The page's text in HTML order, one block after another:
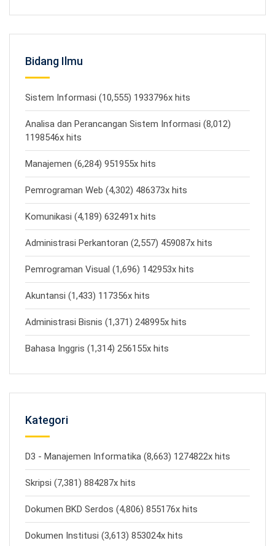
Bidang Ilmu
Sistem Informasi (10,555) 1933796x hits
Analisa dan Perancangan Sistem Informasi (8,012)
1198546x hits
Manajemen (6,284) 951955x hits
Pemrograman Web (4,302) 486373x hits
Komunikasi (4,189) 632491x hits
Administrasi Perkantoran (2,557) 459087x hits
Pemrograman Visual (1,696) 142953x hits
Akuntansi (1,433) 117356x hits
Administrasi Bisnis (1,371) 248995x hits
Bahasa Inggris (1,314) 256155x hits
Kategori
D3 - Manajemen Informatika (8,663) 1274822x hits
Skripsi (7,381) 884287x hits
Dokumen BKD Serdos (4,806) 855176x hits
Dokumen Institusi (3,613) 853024x hits